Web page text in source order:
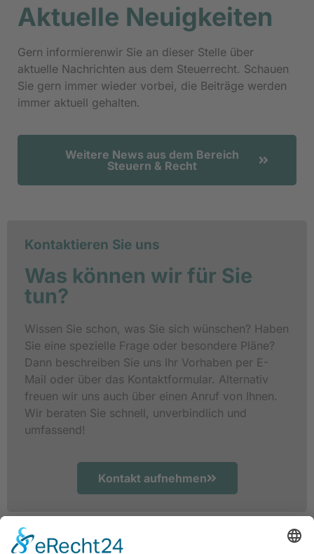
Aktuelle Neuigkeiten
Gern informierenwir Sie an dieser Stelle über
aktuelle Nachrichten aus dem Steuerrecht. Schauen
Sie gern immer wieder vorbei, die Beiträge werden
immer aktuell gehalten.
Weitere News aus dem Bereich
Steuern & Recht
Kontaktieren Sie uns
Was können wir für Sie
tun?
Wissen Sie schon, was Sie sich wünschen? Haben
Sie eine spezielle Frage oder besondere Pläne?
Dann beschreiben Sie uns Ihr Vorhaben per E-
Mail oder über das Kontaktformular. Alternativ
freuen wir uns auch über einen Anruf von Ihnen.
Wir beraten Sie schnell, unverbindlich und
umfassend!
Kontakt aufnehmen